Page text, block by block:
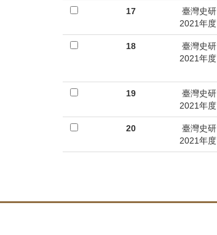
17
臺灣史
2021年度
18
臺灣史
2021年度
19
臺灣史
2021年度
20
臺灣史
2021年度